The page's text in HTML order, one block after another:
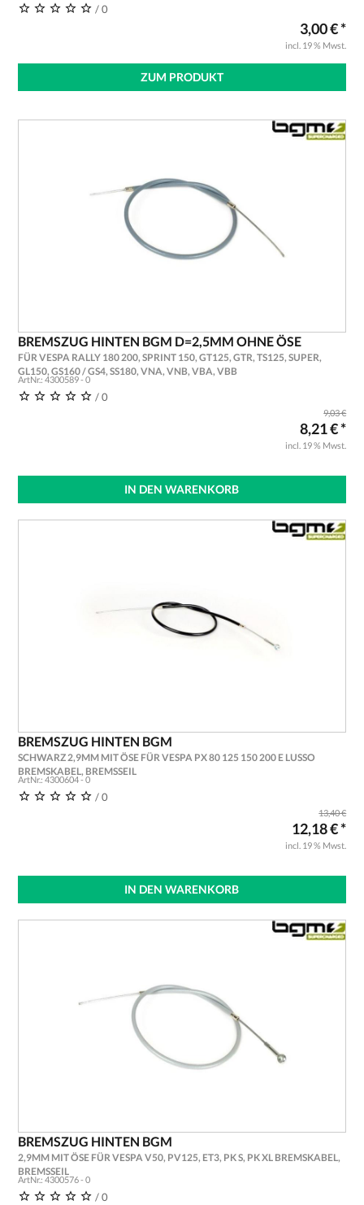
/ 0
3,00 € *
incl. 19 % Mwst.
ZUM PRODUKT
BREMSZUG HINTEN BGM D=2,5MM OHNE ÖSE
FÜR VESPA RALLY 180 200, SPRINT 150, GT125, GTR, TS125, SUPER,
GL150, GS160 / GS4, SS180, VNA, VNB, VBA, VBB
ArtNr.: 4300589 - 0
/ 0
9,03 €
8,21 € *
incl. 19 % Mwst.
IN DEN WARENKORB
BREMSZUG HINTEN BGM
SCHWARZ 2,9MM MIT ÖSE FÜR VESPA PX 80 125 150 200 E LUSSO
BREMSKABEL, BREMSSEIL
ArtNr.: 4300604 - 0
/ 0
13,40 €
12,18 € *
incl. 19 % Mwst.
IN DEN WARENKORB
BREMSZUG HINTEN BGM
2,9MM MIT ÖSE FÜR VESPA V50, PV125, ET3, PK S, PK XL BREMSKABEL,
BREMSSEIL
ArtNr.: 4300576 - 0
/ 0